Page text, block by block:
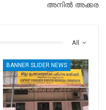
അനിൽ അക്കര
All
BANNER SLIDER NEWS